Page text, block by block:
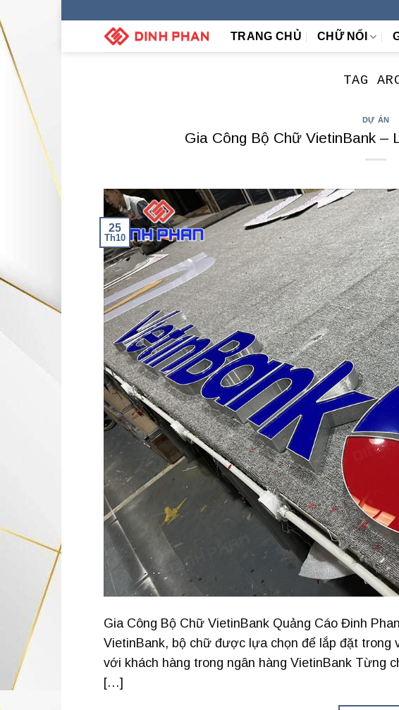
TRANG CHỦ CHỮ NỔI
TAG
DỰ ÁN
Gia Công Bộ Chữ VietinBank –
25
Th10
Gia Công Bộ Chữ VietinBank Quảng Cáo Đinh
VietinBank, bộ chữ được lựa chọn để lắp đặt trong
với khách hàng trong ngân hàng VietinBank Từng
[…]